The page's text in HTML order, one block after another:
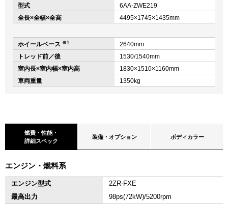
型式
6AA-ZWE219
全長×全幅×全高
4495×1745×1435mm
ホイールベース ※1
2640mm
トレッド前／後
1530/1540mm
室内長×室内幅×室内高
1830×1510×1160mm
車両重量
1350kg
燃費・性能・
詳細スペック
装備・オプション ボディカラー
エンジン・燃料系
エンジン型式
2ZR-FXE
最高出力
98ps(72kW)/5200rpm